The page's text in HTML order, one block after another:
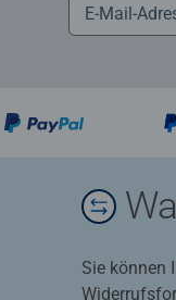
Sie können